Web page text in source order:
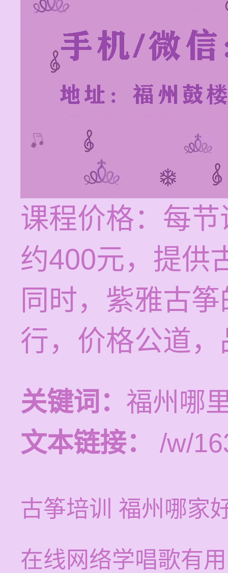
课程价格：每
约400元，提供
同时，紫雅古
行，价格公道
关键词： 福州哪
文本链接：
/w/
古筝培训 福州哪家
在线网络学唱歌有